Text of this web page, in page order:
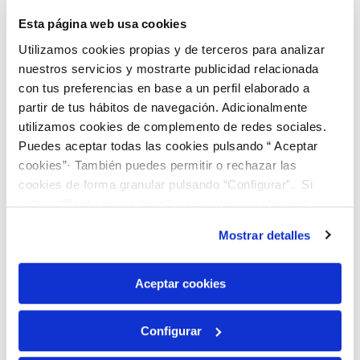
Esta página web usa cookies
Utilizamos cookies propias y de terceros para analizar
nuestros servicios y mostrarte publicidad relacionada
con tus preferencias en base a un perfil elaborado a
partir de tus hábitos de navegación. Adicionalmente
utilizamos cookies de complemento de redes sociales.
Puedes aceptar todas las cookies pulsando “ Aceptar
cookies”· También puedes permitir o rechazar las
cookies de forma granular pulsando “Configurar”. Si
pulsas “Rechazar cookies”, equivaldrá a rechazar la
son indispensables para que el sitio web funcione y que
por tanto no se pueden desactivar. Puedes consultar
más información en nuestraPolítica de Cookies
Mostrar detalles
Aceptar cookies
Configurar
Alto-Farma E. faecalis CECT
481
Material de referencia microbiológico cuantitativo de
Enterococcus faecalisCECT 481. Suministrado en un
dispensador BAControl-5 de 5 pastillas. Rango de
concentración alto farma (>100 ufc/0.1 mL)
112,00 €